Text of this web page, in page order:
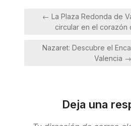
Navegación
← La Plaza Redonda de
circular en el corazón
Nazaret: Descubre el
Valencia →
Deja una